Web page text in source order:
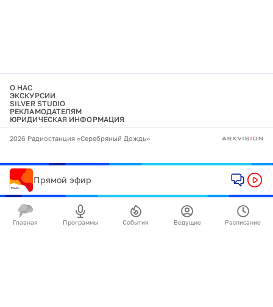
О НАС
ЭКСКУРСИИ
SILVER STUDIO
РЕКЛАМОДАТЕЛЯМ
ЮРИДИЧЕСКАЯ ИНФОРМАЦИЯ
2026 Радиостанция «Серебряный Дождь»
Прямой эфир
Главная Программы События Ведущие Расписание